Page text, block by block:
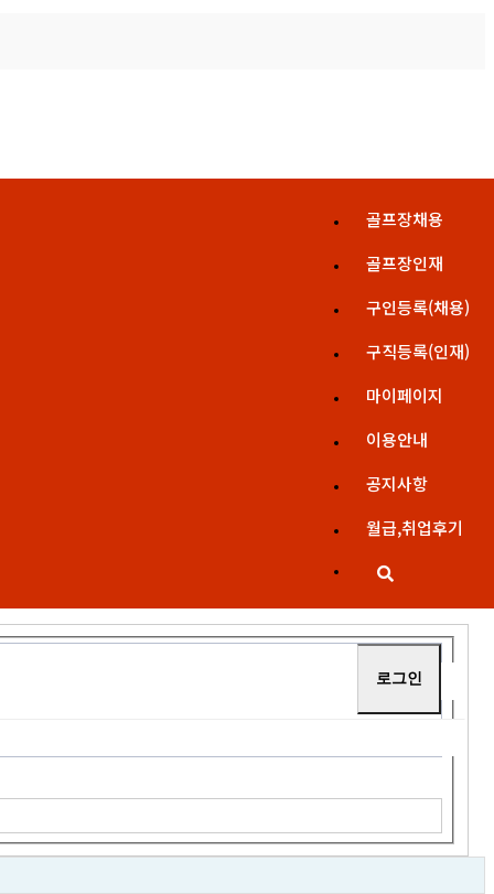
골프장채용
골프장인재
구인등록(채용)
구직등록(인재)
마이페이지
이용안내
공지사항
월급,취업후기